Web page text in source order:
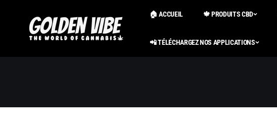
contenu
🏠 ACCUEIL 🍁 PRODUITS CBD
📲 TÉLÉCHARGEZ NOS APPLICATIONS